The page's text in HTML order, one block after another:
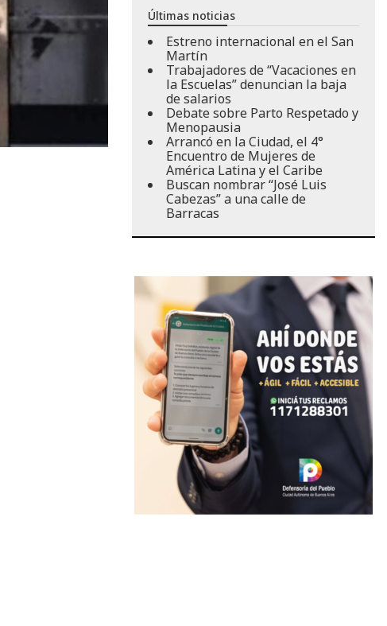
Últimas noticias
Estreno internacional en el San
Martín
Trabajadores de “Vacaciones en
la Escuelas” denuncian la baja
de salarios
Debate sobre Parto Respetado y
Menopausia
Arrancó en la Ciudad, el 4°
Encuentro de Mujeres de
América Latina y el Caribe
Buscan nombrar “José Luis
Cabezas” a una calle de
Barracas